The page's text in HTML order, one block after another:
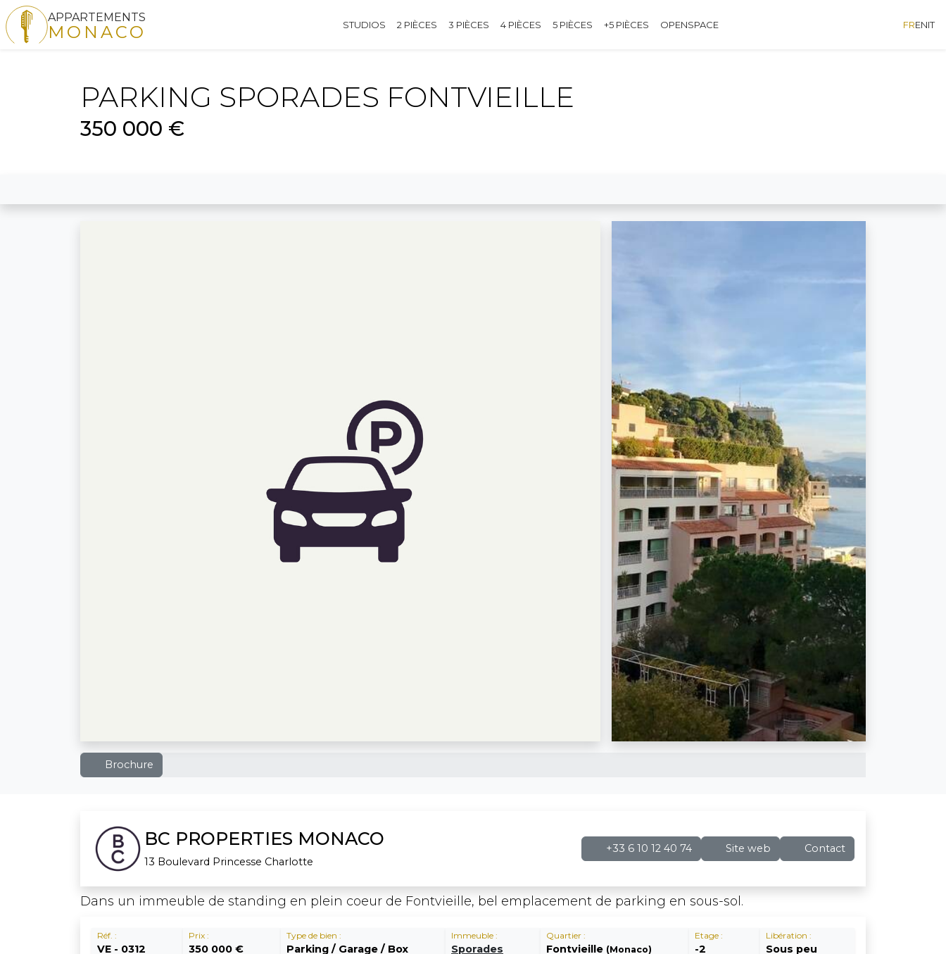
APPARTEMENTS
MONACO STUDIOS 2 PIÈCES 3 PIÈCES 4 PIÈCES 5 PIÈCES +5 PIÈCES OPENSPACE FRENIT
PARKING SPORADES FONTVIEILLE
350 000 €
Brochure
BC PROPERTIES MONACO
13 Boulevard Princesse Charlotte
+33 6 10 12 40 74 Site web Contact
Dans un immeuble de standing en plein coeur de Fontvieille, bel emplacement de parking en sous-sol.
Réf. :
VE - 0312
Prix :
350 000 €
Type de bien :
Parking / Garage / Box
Immeuble :
Sporades
Quartier :
Fontvieille (Monaco)
Etage :
-2
Libération :
Sous peu